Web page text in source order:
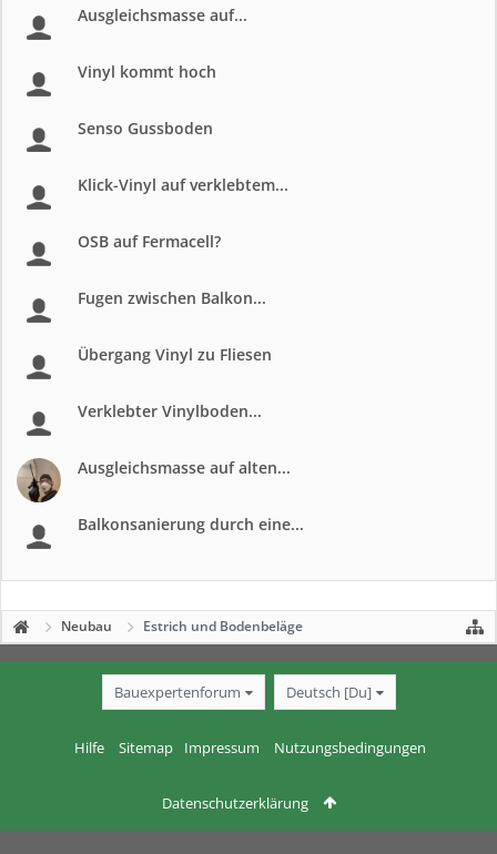
Ausgleichsmasse auf...
Vinyl kommt hoch
Senso Gussboden
Klick-Vinyl auf verklebtem...
OSB auf Fermacell?
Fugen zwischen Balkon...
Übergang Vinyl zu Fliesen
Verklebter Vinylboden...
Ausgleichsmasse auf alten...
Balkonsanierung durch eine...
Neubau Estrich und Bodenbeläge
Bauexpertenforum Deutsch [Du]
Hilfe Sitemap Impressum Nutzungsbedingungen
Datenschutzerklärung